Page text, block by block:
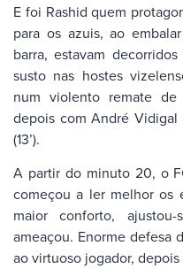
E foi Rashid quem
para os azuis, ao
barra, estavam
susto nas hostes
num violento remate de
depois com André
(13’).
A partir do minuto 20, o
começou a ler melhor os
maior conforto,
ameaçou. Enorme defesa
ao virtuoso jogador,